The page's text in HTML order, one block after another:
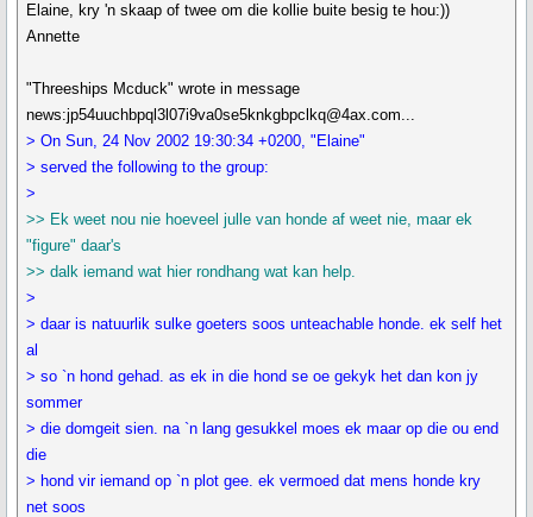
Elaine, kry 'n skaap of twee om die kollie buite besig te hou:))
Annette
"Threeships Mcduck" wrote in message
news:jp54uuchbpql3l07i9va0se5knkgbpclkq@4ax.com...
> On Sun, 24 Nov 2002 19:30:34 +0200, "Elaine"
> served the following to the group:
>
>> Ek weet nou nie hoeveel julle van honde af weet nie, maar ek
"figure" daar's
>> dalk iemand wat hier rondhang wat kan help.
>
> daar is natuurlik sulke goeters soos unteachable honde. ek self het
al
> so `n hond gehad. as ek in die hond se oe gekyk het dan kon jy
sommer
> die domgeit sien. na `n lang gesukkel moes ek maar op die ou end
die
> hond vir iemand op `n plot gee. ek vermoed dat mens honde kry
net soos